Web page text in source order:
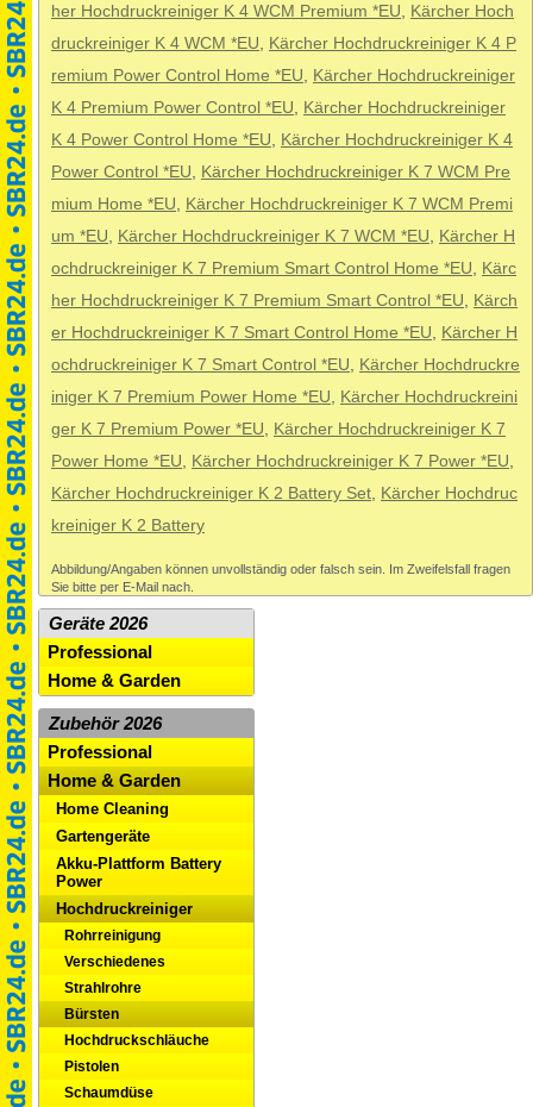
her Hochdruckreiniger K 4 WCM Premium *EU
Kärcher Hoch
druckreiniger K 4 WCM *EU
Kärcher Hochdruckreiniger K 4 P
remium Power Control Home *EU
Kärcher Hochdruckreiniger
K 4 Premium Power Control *EU
Kärcher Hochdruckreiniger
K 4 Power Control Home *EU
Kärcher Hochdruckreiniger K 4
Power Control *EU
Kärcher Hochdruckreiniger K 7 WCM Pre
mium Home *EU
Kärcher Hochdruckreiniger K 7 WCM Premi
um *EU
Kärcher Hochdruckreiniger K 7 WCM *EU
Kärcher H
ochdruckreiniger K 7 Premium Smart Control Home *EU
Kärc
her Hochdruckreiniger K 7 Premium Smart Control *EU
Kärch
er Hochdruckreiniger K 7 Smart Control Home *EU
Kärcher H
ochdruckreiniger K 7 Smart Control *EU
Kärcher Hochdruckre
iniger K 7 Premium Power Home *EU
Kärcher Hochdruckreini
ger K 7 Premium Power *EU
Kärcher Hochdruckreiniger K 7
Power Home *EU
Kärcher Hochdruckreiniger K 7 Power *EU
Kärcher Hochdruckreiniger K 2 Battery Set Kärcher Hochdruc
kreiniger K 2 Battery
Abbildung/Angaben können unvollständig oder falsch sein. Im Zweifelsfall fragen
Sie bitte per E-Mail nach.
Geräte 2026
Professional
Home & Garden
Zubehör 2026
Professional
Home & Garden
Home Cleaning
Gartengeräte
Akku-Plattform Battery
Power
Hochdruckreiniger
Rohrreinigung
Verschiedenes
Strahlrohre
Bürsten
Hochdruckschläuche
Pistolen
Schaumdüse